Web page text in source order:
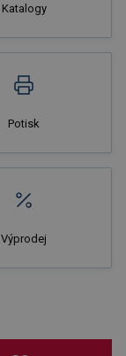
Katalogy
Potisk
Výprodej